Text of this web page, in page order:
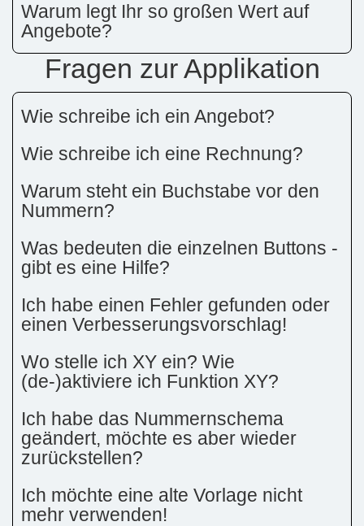
Warum legt Ihr so großen Wert auf
Angebote?
Fragen zur Applikation
Wie schreibe ich ein Angebot?
Wie schreibe ich eine Rechnung?
Warum steht ein Buchstabe vor den
Nummern?
Was bedeuten die einzelnen Buttons -
gibt es eine Hilfe?
Ich habe einen Fehler gefunden oder
einen Verbesserungsvorschlag!
Wo stelle ich XY ein? Wie
(de-)aktiviere ich Funktion XY?
Ich habe das Nummernschema
geändert, möchte es aber wieder
zurückstellen?
Ich möchte eine alte Vorlage nicht
mehr verwenden!